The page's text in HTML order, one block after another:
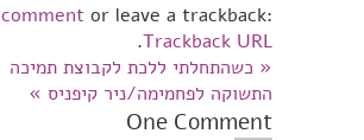
comment or leave a trackback:
Trackback URL
.
« כשהתחלתי ללכת לקבוצת תמיכה
התשוקה לפחמימה/ניר קיפניס »
One Comment